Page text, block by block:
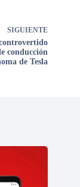
SIGUIENTE
conducción
de Tesla